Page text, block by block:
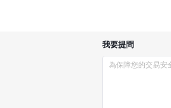
我要提問